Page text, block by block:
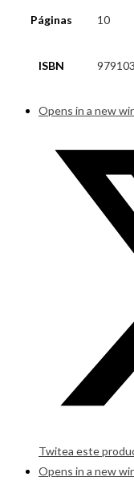
Páginas 10
ISBN
Opens in a new
Twitea este
Opens in a new